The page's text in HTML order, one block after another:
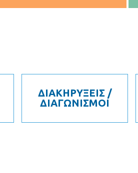
ΔΙΑΚΗΡΥΞΕΙΣ /
ΔΙΑΓΩΝΙΣΜΟΙ